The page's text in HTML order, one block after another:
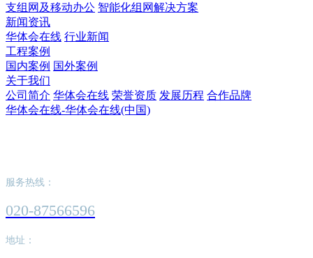
支组网及移动办公 智能化组网解决方案
新闻资讯
华体会在线 行业新闻
工程案例
国内案例 国外案例
关于我们
公司简介 华体会在线 荣誉资质 发展历程 合作品牌
华体会在线-华体会在线(中国)
服务热线：
020-87566596
地址：